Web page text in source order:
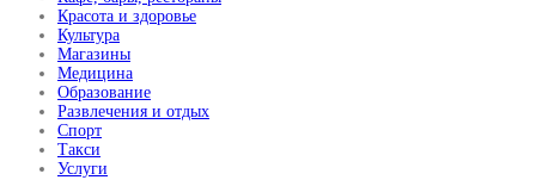
Красота и здоровье
Культура
Магазины
Медицина
Образование
Развлечения и отдых
Спорт
Такси
Услуги